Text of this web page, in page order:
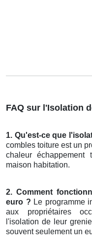
FAQ sur l'Isolation
1. Qu'est-ce que
combles toiture est un
chaleur
maison habitation.
2. Comment
euro ? Le programme
aux propriétaires
l'isolation de leur
souvent seulement un